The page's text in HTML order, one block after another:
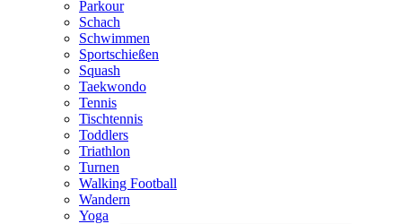
Parkour
Schach
Schwimmen
Sportschießen
Squash
Taekwondo
Tennis
Tischtennis
Toddlers
Triathlon
Turnen
Walking Football
Wandern
Yoga